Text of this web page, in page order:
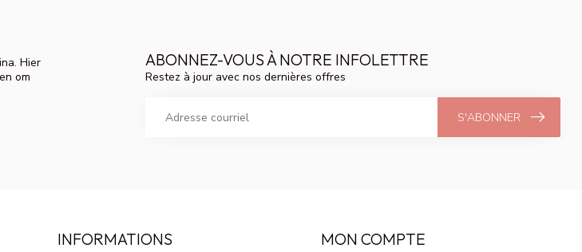
Hier
om
ABONNEZ-VOUS À NOTRE INFOLETTRE
Restez à jour avec nos dernières offres
S'ABONNER
INFORMATIONS MON COMPTE